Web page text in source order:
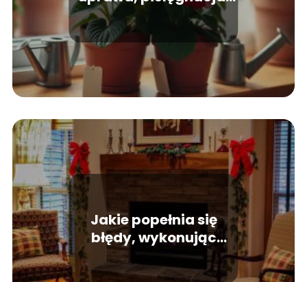
podlewanie
Jakie popełnia się
błędy, wykonując
ocieplenie domu?